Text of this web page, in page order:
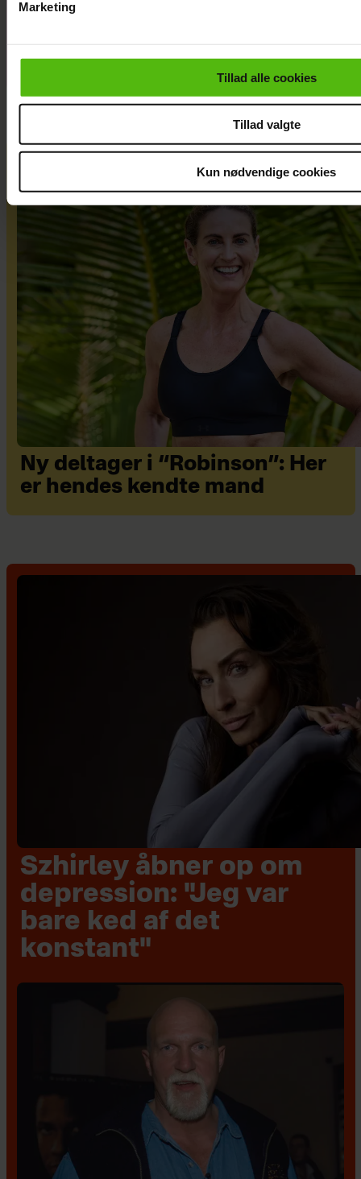
cookiepolitik.
Marketing
Tillad alle cookies
Tillad valgte
Kun nødvendige cookies
Ny deltager i “Robinson”: Her
er hendes kendte mand
Szhirley åbner op om
depression: "Jeg var
bare ked af det
konstant"